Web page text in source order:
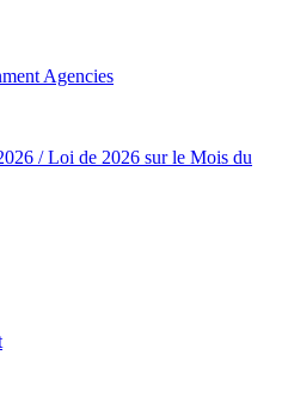
Agencies
/ Loi de 2026 sur le Mois du